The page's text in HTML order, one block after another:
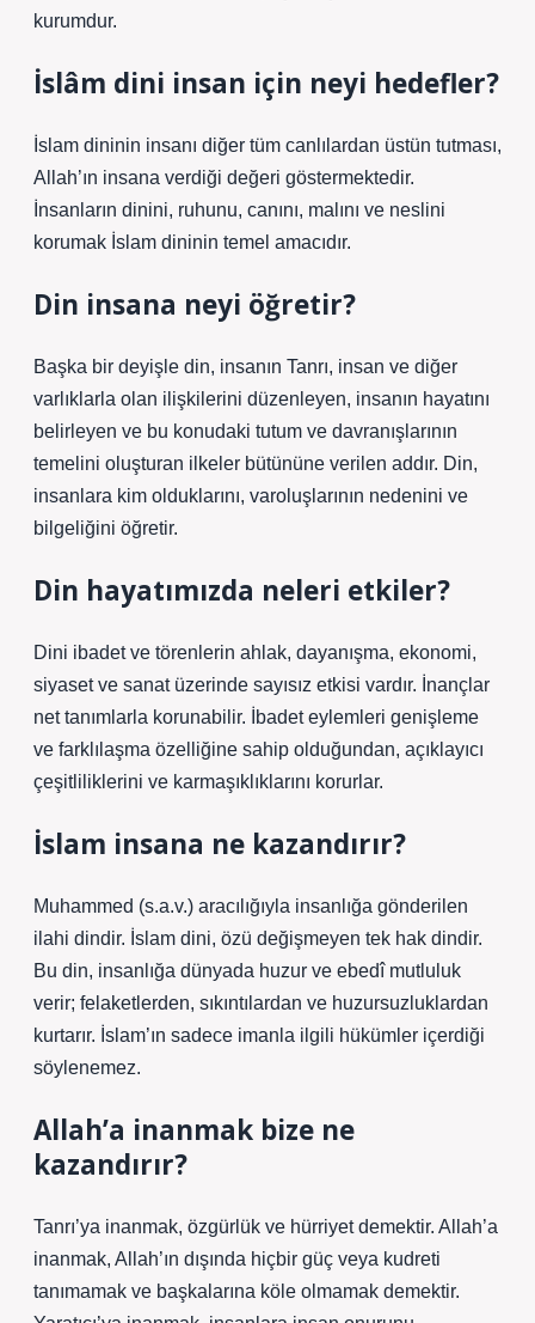
kurumdur.
İslâm dini insan için neyi hedefler?
İslam dininin insanı diğer tüm canlılardan üstün tutması,
Allah’ın insana verdiği değeri göstermektedir.
İnsanların dinini, ruhunu, canını, malını ve neslini
korumak İslam dininin temel amacıdır.
Din insana neyi öğretir?
Başka bir deyişle din, insanın Tanrı, insan ve diğer
varlıklarla olan ilişkilerini düzenleyen, insanın hayatını
belirleyen ve bu konudaki tutum ve davranışlarının
temelini oluşturan ilkeler bütününe verilen addır. Din,
insanlara kim olduklarını, varoluşlarının nedenini ve
bilgeliğini öğretir.
Din hayatımızda neleri etkiler?
Dini ibadet ve törenlerin ahlak, dayanışma, ekonomi,
siyaset ve sanat üzerinde sayısız etkisi vardır. İnançlar
net tanımlarla korunabilir. İbadet eylemleri genişleme
ve farklılaşma özelliğine sahip olduğundan, açıklayıcı
çeşitliliklerini ve karmaşıklıklarını korurlar.
İslam insana ne kazandırır?
Muhammed (s.a.v.) aracılığıyla insanlığa gönderilen
ilahi dindir. İslam dini, özü değişmeyen tek hak dindir.
Bu din, insanlığa dünyada huzur ve ebedî mutluluk
verir; felaketlerden, sıkıntılardan ve huzursuzluklardan
kurtarır. İslam’ın sadece imanla ilgili hükümler içerdiği
söylenemez.
Allah’a inanmak bize ne
kazandırır?
Tanrı’ya inanmak, özgürlük ve hürriyet demektir. Allah’a
inanmak, Allah’ın dışında hiçbir güç veya kudreti
tanımamak ve başkalarına köle olmamak demektir.